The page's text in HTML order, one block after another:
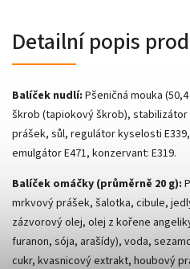
Detailní popis
Balíček nudlí: Pšeničná mouka
škrob (tapiokový škrob), stabilizátor
prášek, sůl, regulátor kyselosti
emulgátor E471, konzervant: E319.
Balíček omáčky (průměrně 20 g):
mrkvový prášek, šalotka, cibule,
zázvorový olej, olej z kořene
furanon, sója, arašídy), voda,
cukr, kvasnicový extrakt, houbový